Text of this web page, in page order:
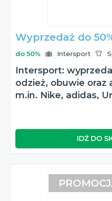
Wyprzedaż do
do 50% Intersport
Intersport:
odzież, obuwie oraz
m.in. Nike, adidas,
IDŹ DO